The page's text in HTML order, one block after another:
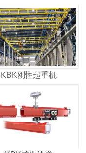
KBK刚性起重机